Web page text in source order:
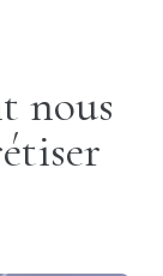
nous